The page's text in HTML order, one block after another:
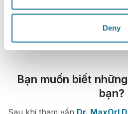
Deny
Bạn muốn biết
bạn?